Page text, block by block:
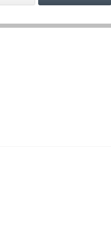
Artikel-